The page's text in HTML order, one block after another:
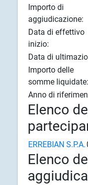
Importo di
aggiudicazione:
Data di effettivo
inizio:
Data di
Importo delle
somme liquidate:
Anno di
Elenco
ERREBIAN S.P.A.
Elenco